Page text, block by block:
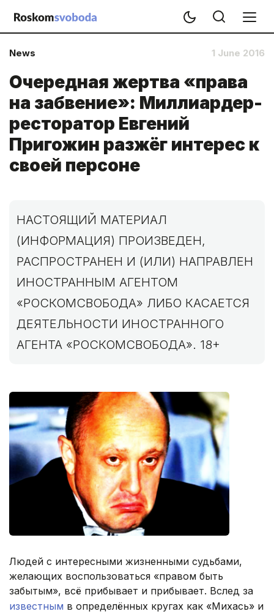
News 1 June 2016
Очередная жертва «права
на забвение»: Миллиардер-
ресторатор Евгений
Пригожин разжёг интерес к
своей персоне
НАСТОЯЩИЙ МАТЕРИАЛ
(ИНФОРМАЦИЯ) ПРОИЗВЕДЕН,
РАСПРОСТРАНЕН И (ИЛИ) НАПРАВЛЕН
ИНОСТРАННЫМ АГЕНТОМ
«РОСКОМСВОБОДА» ЛИБО КАСАЕТСЯ
ДЕЯТЕЛЬНОСТИ ИНОСТРАННОГО
АГЕНТА «РОСКОМСВОБОДА». 18+
Людей с интересными жизненными судьбами,
желающих воспользоваться «правом быть
забытым», всё прибывает и прибывает. Вслед за
известным в определённых кругах как «Михась» и